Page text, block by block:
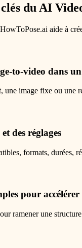
du AI
aide à
to-video dans
une image fixe ou une
des réglages
formats, durées,
pour
ramener une